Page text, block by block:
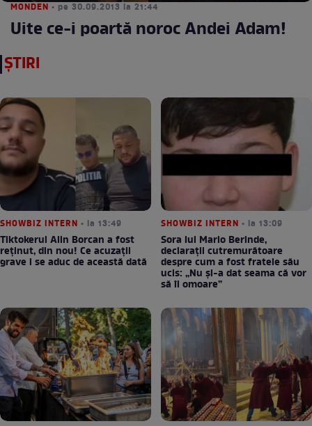
MONDEN • pe 30.09.2013 la 21:44
Uite ce-i poartă noroc Andei Adam!
ȘTIRI
SHOWBIZ INTERN • la 13:49
Tiktokerul Alin Borcan a fost
reținut, din nou! Ce acuzații
grave i se aduc de această dată
SHOWBIZ INTERN • la 13:09
Sora lui Mario Berinde,
declarații cutremurătoare
despre cum a fost fratele său
ucis: „Nu și-a dat seama că vor
să îl omoare”